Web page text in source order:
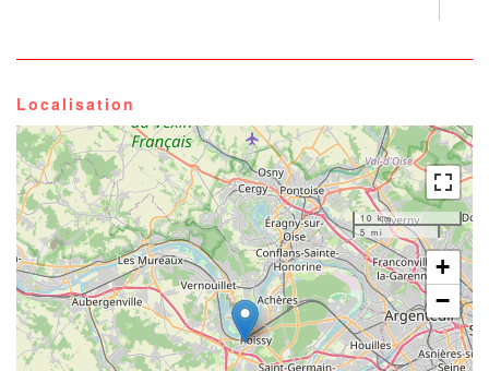
Localisation
10 km
5 mi
+
−